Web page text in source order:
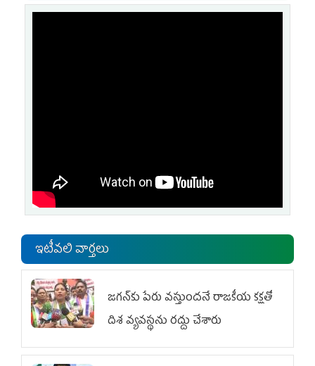
ఇటీవలి వార్తలు
జగన్‌కు పేరు వస్తుందనే రాజకీయ కక్షతో
దిశ వ్య‌వ‌స్థ‌ను రద్దు చేశారు